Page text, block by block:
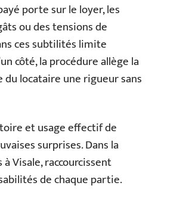
porte sur le loyer, les
ou des tensions de
ces subtilités limite
côté, la procédure allège la
locataire une rigueur sans
et usage effectif de
surprises. Dans la
Visale, raccourcissent
de chaque partie.